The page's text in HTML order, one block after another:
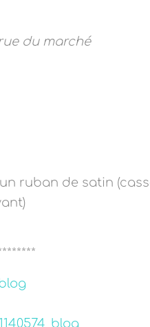
du marché
ruban de satin